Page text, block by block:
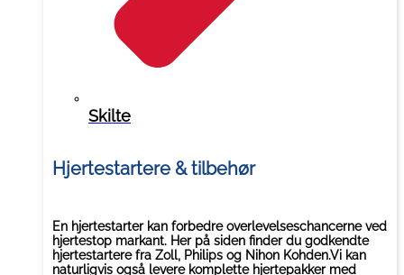
Skilte
Hjertestartere & tilbehør
En hjertestarter kan forbedre overlevelseschancerne ved
hjertestop markant. Her på siden finder du godkendte
hjertestartere fra Zoll, Philips og Nihon Kohden.Vi kan
naturligvis også levere komplette hjertepakker med